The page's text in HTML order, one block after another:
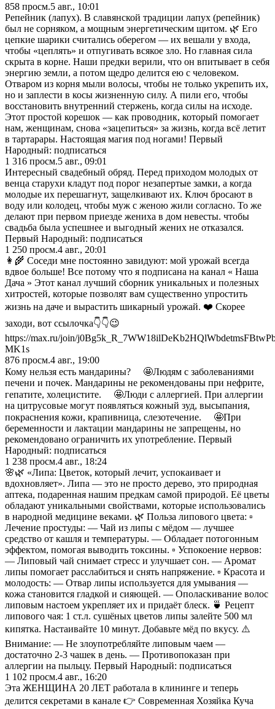
858 просм.5 авг., 10:01
Репейник (лапух). В славянской традиции лапух (репейник)
был не сорняком, а мощным энергетическим щитом. 🌿 Его
цепкие шарики считались оберегом — их вешали у входа,
чтобы «цеплять» и отпугивать всякое зло. Но главная сила
скрыта в корне. Наши предки верили, что он впитывает в себя
энергию земли, а потом щедро делится ею с человеком.
Отваром из корня мыли волосы, чтобы не только укрепить их,
но и заплести в косы жизненную силу. А пили его, чтобы
восстановить внутренний стержень, когда силы на исходе.
Этот простой корешок — как проводник, который помогает
нам, женщинам, снова «зацепиться» за жизнь, когда всё летит
в тартарары. Настоящая магия под ногами! Первый
Народный: подписаться
1 316 просм.5 авг., 09:01
Интересный свадебный обряд. Перед приходом молодых от
венца старухи кладут под порог незапертые замки, а когда
молодые их перешагнут, защелкивают их. Ключ бросают в
воду или колодец, чтобы муж с женою жили согласно. То же
делают при первом приезде жениха в дом невесты. чтобы
свадьба была успешнее и выгодный жених не отказался.
Первый Народный: подписаться
1 250 просм.4 авг., 20:01
👩‍🌾 Соседи мне постоянно завидуют: мой урожай всегда
вдвое больше! Все потому что я подписана на канал « Наша
Дача » Этот канал лучший сборник уникальных и полезных
хитростей, которые позволят вам существенно упростить
жизнь на даче и вырастить шикарный урожай. ❤️ Скорее
заходи, вот ссылочка👇👇😉
https://max.ru/join/
MK1s
876 просм.4 авг., 19:00
Кому нельзя есть мандарины? ⠀ 🤩Людям с заболеваниями
печени и почек. Мандарины не рекомендованы при нефрите,
гепатите, холецистите. ⠀ 🤩Люди с аллергией. При аллергии
на цитрусовые могут появляться кожный зуд, высыпания,
покраснения кожи, крапивница, слезотечение. ⠀ 🤩При
беременности и лактации мандарины не запрещены, но
рекомендовано ограничить их употребление. Первый
Народный: подписаться
1 238 просм.4 авг., 18:24
🌸🌿 «Липа: Цветок, который лечит, успокаивает и
вдохновляет». Липа — это не просто дерево, это природная
аптека, подаренная нашим предкам самой природой. Её цветы
обладают уникальными свойствами, которые использовались
в народной медицине веками. 🌿 Польза липового цвета: ▫️
Лечение простуды: — Чай из липы с мёдом — лучшее
средство от кашля и температуры. — Обладает потогонным
эффектом, помогая выводить токсины. ▫️ Успокоение нервов:
— Липовый чай снимает стресс и улучшает сон. — Аромат
липы помогает расслабиться и снять напряжение. ▫️ Красота и
молодость: — Отвар липы используется для умывания —
кожа становится гладкой и сияющей. — Ополаскивание волос
липовым настоем укрепляет их и придаёт блеск. 🍵 Рецепт
липового чая: 1 ст.л. сушёных цветов липы залейте 500 мл
кипятка. Настаивайте 10 минут. Добавьте мёд по вкусу. ⚠️
Внимание: — Не злоупотребляйте липовым чаем —
достаточно 2-3 чашек в день. — Противопоказан при
аллергии на пыльцу. Первый Народный: подписаться
1 102 просм.4 авг., 16:20
Эта ЖЕНЩИНА 20 ЛЕТ работала в клининге и теперь
делится секретами в канале 👉 Современная Хозяйка Куча